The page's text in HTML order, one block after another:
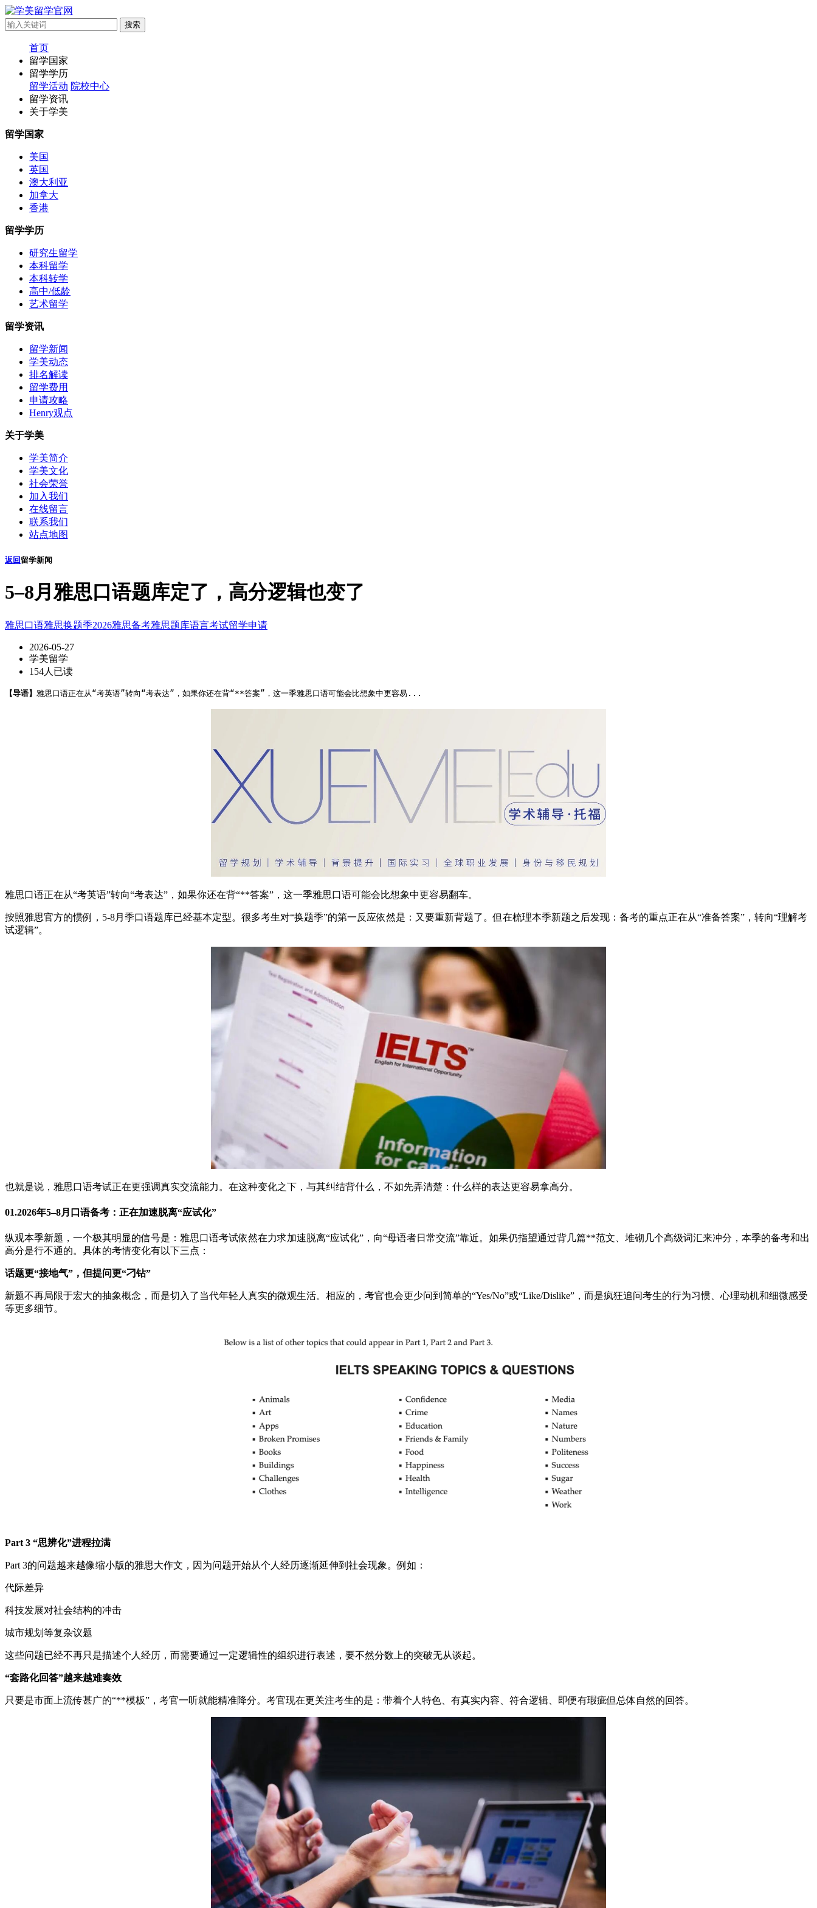
首页
留学国家
留学学历
留学活动 院校中心
留学资讯
关于学美
留学国家
美国
英国
澳大利亚
加拿大
香港
留学学历
研究生留学
本科留学
本科转学
高中/低龄
艺术留学
留学资讯
留学新闻
学美动态
排名解读
留学费用
申请攻略
Henry观点
关于学美
学美简介
学美文化
社会荣誉
加入我们
在线留言
联系我们
站点地图
返回 留学新闻
5–8月雅思口语题库定了，高分逻辑也变了
雅思口语雅思换题季2026雅思备考雅思题库语言考试留学申请
2026-05-27
学美留学
154人已读
【导语】 雅思口语正在从“考英语”转向“考表达”，如果你还在背“**答案”，这一季雅思口语可能会比想象中更容易...
雅思口语正在从“考英语”转向“考表达”，如果你还在背“**答案”，这一季雅思口语可能会比想象中更容易翻车。
按照雅思官方的惯例，5-8月季口语题库已经基本定型。很多考生对“换题季”的第一反应依然是：又要重新背题了。但在梳理本季新题之后发现：备考的重点正在从“准备答案”，转向“理解考
试逻辑”。
也就是说，雅思口语考试正在更强调真实交流能力。在这种变化之下，与其纠结背什么，不如先弄清楚：什么样的表达更容易拿高分。
01.2026年5–8月口语备考：正在加速脱离“应试化”
纵观本季新题，一个极其明显的信号是：雅思口语考试依然在力求加速脱离“应试化”，向“母语者日常交流”靠近。如果仍指望通过背几篇**范文、堆砌几个高级词汇来冲分，本季的备考和出
高分是行不通的。具体的考情变化有以下三点：
话题更“接地气”，但提问更“刁钻”
新题不再局限于宏大的抽象概念，而是切入了当代年轻人真实的微观生活。相应的，考官也会更少问到简单的“Yes/No”或“Like/Dislike”，而是疯狂追问考生的行为习惯、心理动机和细微感受
等更多细节。
Part 3 “思辨化”进程拉满
Part 3的问题越来越像缩小版的雅思大作文，因为问题开始从个人经历逐渐延伸到社会现象。例如：
代际差异
科技发展对社会结构的冲击
城市规划等复杂议题
这些问题已经不再只是描述个人经历，而需要通过一定逻辑性的组织进行表述，要不然分数上的突破无从谈起。
“套路化回答”越来越难奏效
只要是市面上流传甚广的“**模板”，考官一听就能精准降分。考官现在更关注考生的是：带着个人特色、有真实内容、符合逻辑、即便有瑕疵但总体自然的回答。